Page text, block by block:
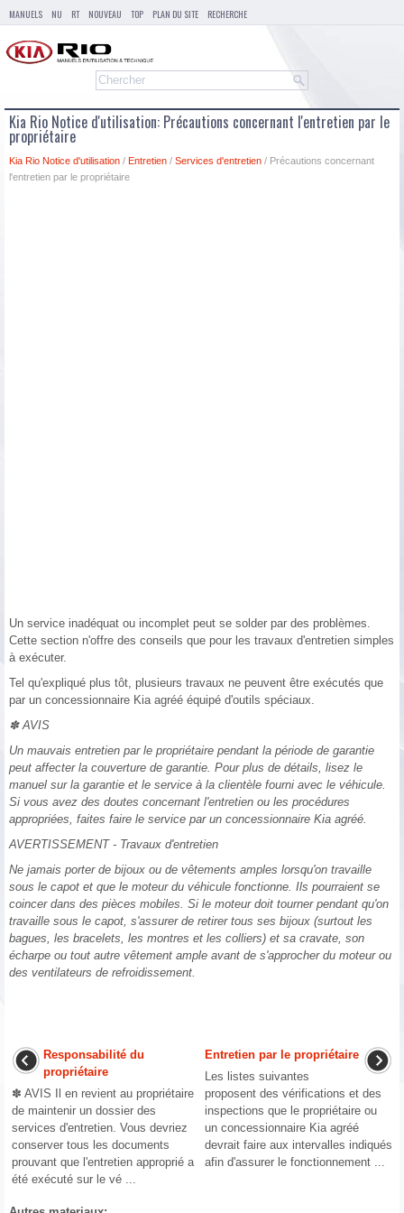
MANUELS NU RT NOUVEAU TOP PLAN DU SITE RECHERCHE
Kia Rio Notice d'utilisation: Précautions concernant l'entretien par le
propriétaire
Kia Rio Notice d'utilisation / Entretien / Services d'entretien / Précautions concernant
l'entretien par le propriétaire
Un service inadéquat ou incomplet peut se solder par des problèmes.
Cette section n'offre des conseils que pour les travaux d'entretien simples
à exécuter.
Tel qu'expliqué plus tôt, plusieurs travaux ne peuvent être exécutés que
par un concessionnaire Kia agréé équipé d'outils spéciaux.
✽ AVIS
Un mauvais entretien par le propriétaire pendant la période de garantie
peut affecter la couverture de garantie. Pour plus de détails, lisez le
manuel sur la garantie et le service à la clientèle fourni avec le véhicule.
Si vous avez des doutes concernant l'entretien ou les procédures
appropriées, faites faire le service par un concessionnaire Kia agréé.
AVERTISSEMENT - Travaux d'entretien
Ne jamais porter de bijoux ou de vêtements amples lorsqu'on travaille
sous le capot et que le moteur du véhicule fonctionne. Ils pourraient se
coincer dans des pièces mobiles. Si le moteur doit tourner pendant qu'on
travaille sous le capot, s'assurer de retirer tous ses bijoux (surtout les
bagues, les bracelets, les montres et les colliers) et sa cravate, son
écharpe ou tout autre vêtement ample avant de s'approcher du moteur ou
des ventilateurs de refroidissement.
Responsabilité du
propriétaire
✽ AVIS Il en revient au propriétaire
de maintenir un dossier des
services d'entretien. Vous devriez
conserver tous les documents
prouvant que l'entretien approprié a
été exécuté sur le vé ...
Entretien par le propriétaire
Les listes suivantes
proposent des vérifications et des
inspections que le propriétaire ou
un concessionnaire Kia agréé
devrait faire aux intervalles indiqués
afin d'assurer le fonctionnement ...